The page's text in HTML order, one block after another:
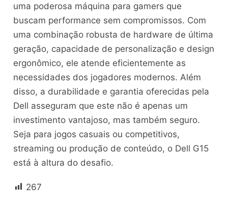
uma poderosa máquina para gamers que
buscam performance sem compromissos. Com
uma combinação robusta de hardware de última
geração, capacidade de personalização e design
ergonômico, ele atende eficientemente as
necessidades dos jogadores modernos. Além
disso, a durabilidade e garantia oferecidas pela
Dell asseguram que este não é apenas um
investimento vantajoso, mas também seguro.
Seja para jogos casuais ou competitivos,
streaming ou produção de conteúdo, o Dell G15
está à altura do desafio.
267